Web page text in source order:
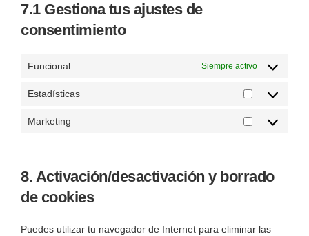
7.1 Gestiona tus ajustes de
consentimiento
Funcional Siempre activo
Estadísticas
Marketing
8. Activación/desactivación y borrado
de cookies
Puedes utilizar tu navegador de Internet para eliminar las